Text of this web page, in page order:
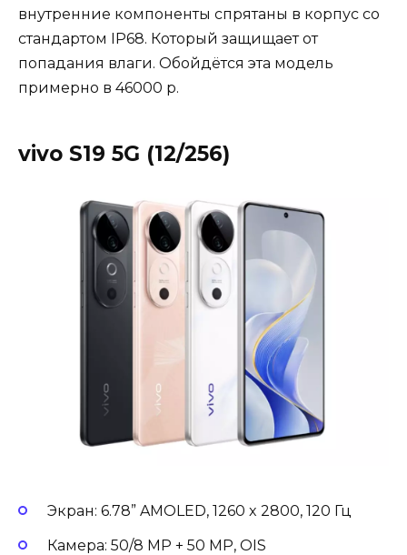
внутренние компоненты спрятаны в корпус со
стандартом IP68. Который защищает от
попадания влаги. Обойдётся эта модель
примерно в 46000 р.
vivo S19 5G (12/256)
Экран: 6.78” AMOLED, 1260 x 2800, 120 Гц
Камера: 50/8 MP + 50 MP, OIS